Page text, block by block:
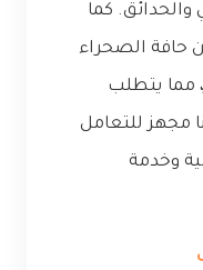
والحدائق. كما
حافة الصحراء
مما يتطلب
مجهز للتعامل
وخدمة